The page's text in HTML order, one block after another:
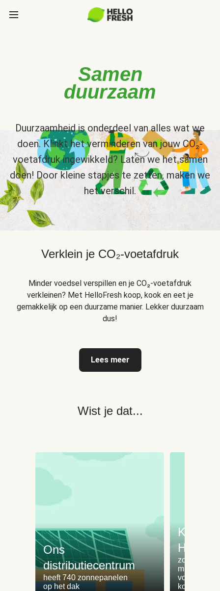
Samen
duurzaam
Duurzaamheid is onderdeel van alles wat we
doen. Klinkt het verminderen van jouw CO₂-
voetafdruk ingewikkeld? Laten we het samen
doen! Door kleine stapjes te zetten, maken we
het verschil.
Verklein je CO₂-voetafdruk
Minder voedsel verspillen en je CO₂-voetafdruk
verkleinen? Met HelloFresh koop, kook en eet je
gemakkelijk op een duurzame manier. Lekker duurzaam
dus!
Lees meer
Wist je dat...
Ons
distributiecentrum
heeft 740 zonnepanelen
op het dak
Koken
zorgt voor
minder
koken